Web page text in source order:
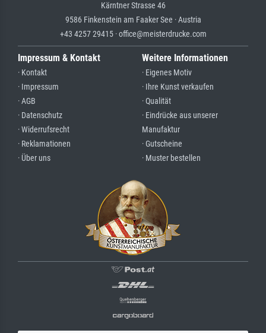
Kärntner Strasse 46
9586 Finkenstein am Faaker See · Austria
+43 4257 29415 · office@meisterdrucke.com
Impressum & Kontakt
· Kontakt
· Impressum
· AGB
· Datenschutz
· Widerrufsrecht
· Reklamationen
· Über uns
Weitere Informationen
· Eigenes Motiv
· Ihre Kunst verkaufen
· Qualität
· Eindrücke aus unserer
Manufaktur
· Gutscheine
· Muster bestellen